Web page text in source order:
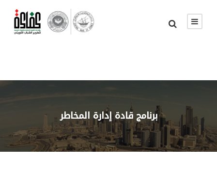
برنامج قادة إدارة المخاطر